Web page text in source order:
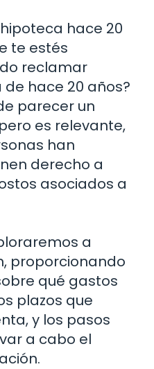
hace 20
te estés
reclamar
hace 20 años?
parecer un
es relevante,
han
derecho a
asociados a
a
proporcionando
qué gastos
plazos que
y los pasos
a cabo el